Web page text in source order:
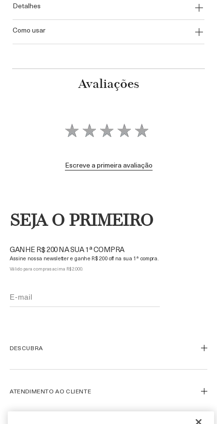
detalhes
como usar
Avaliações
Escreve a primeira avaliação
SEJA O PRIMEIRO
GANHE R$ 200 NA SUA 1ª COMPRA
Assine nossa newsletter e ganhe R$ 200 off na sua 1ª compra.
Válido para compras acima R$ 2.000.
DESCUBRA
Nossa Arte
ATENDIMENTO AO CLIENTE